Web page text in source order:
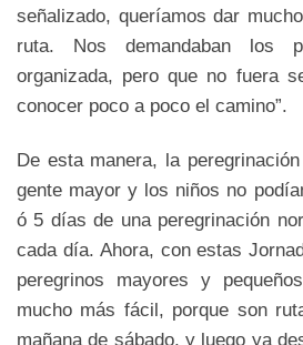
señalizado, queríamos dar
ruta. Nos demandaban los
organizada, pero que no fuera
conocer poco a poco el camino”.
De esta manera, la
gente mayor y los niños no
ó 5 días de una peregrinación
cada día. Ahora, con estas
peregrinos mayores y
mucho más fácil, porque son
mañana de sábado, y luego ya